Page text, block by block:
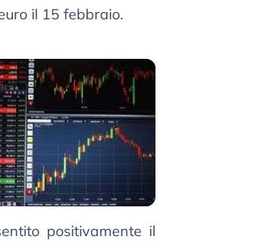
il 15 febbraio.
positivamente il